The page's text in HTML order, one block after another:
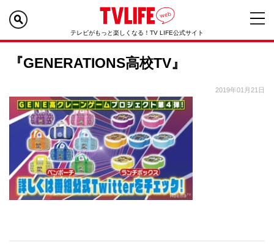
テレビがもっと楽しくなる！TV LIFE公式サイト
『GENERATIONS高校TV』
2019年01月21日